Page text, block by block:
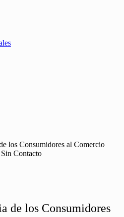
los Consumidores al Comercio
Contacto
de los Consumidores